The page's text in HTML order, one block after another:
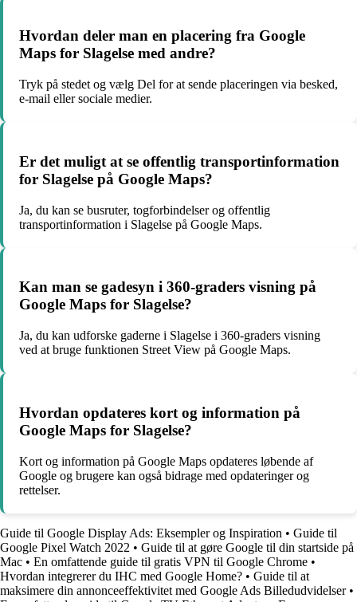
Hvordan deler man en placering fra Google
Maps for Slagelse med andre?
Tryk på stedet og vælg Del for at sende placeringen via besked,
e-mail eller sociale medier.
Er det muligt at se offentlig transportinformation
for Slagelse på Google Maps?
Ja, du kan se busruter, togforbindelser og offentlig
transportinformation i Slagelse på Google Maps.
Kan man se gadesyn i 360-graders visning på
Google Maps for Slagelse?
Ja, du kan udforske gaderne i Slagelse i 360-graders visning
ved at bruge funktionen Street View på Google Maps.
Hvordan opdateres kort og information på
Google Maps for Slagelse?
Kort og information på Google Maps opdateres løbende af
Google og brugere kan også bidrage med opdateringer og
rettelser.
Guide til Google Display Ads: Eksempler og Inspiration • Guide til
Google Pixel Watch 2022 • Guide til at gøre Google til din startside på
Mac • En omfattende guide til gratis VPN til Google Chrome •
Hvordan integrerer du IHC med Google Home? • Guide til at
maksimere din annonceeffektivitet med Google Ads Billedudvidelser•